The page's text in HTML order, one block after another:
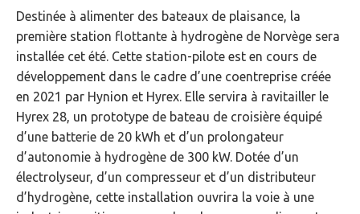
Destinée à alimenter des bateaux de plaisance, la
première station flottante à hydrogène de Norvège sera
installée cet été. Cette station-pilote est en cours de
développement dans le cadre d’une coentreprise créée
en 2021 par Hynion et Hyrex. Elle servira à ravitailler le
Hyrex 28, un prototype de bateau de croisière équipé
d’une batterie de 20 kWh et d’un prolongateur
d’autonomie à hydrogène de 300 kW. Dotée d’un
électrolyseur, d’un compresseur et d’un distributeur
d’hydrogène, cette installation ouvrira la voie à une